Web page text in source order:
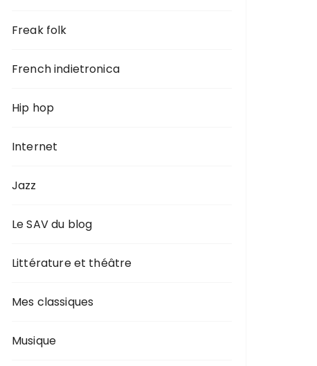
Freak folk
French indietronica
Hip hop
Internet
Jazz
Le SAV du blog
Littérature et théâtre
Mes classiques
Musique